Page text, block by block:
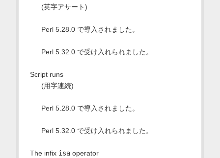
(英字アサート)
Perl 5.28.0 で導入されました。
Perl 5.32.0 で受け入れられました。
Script runs
(用字連続)
Perl 5.28.0 で導入されました。
Perl 5.32.0 で受け入れられました。
The infix isaoperator